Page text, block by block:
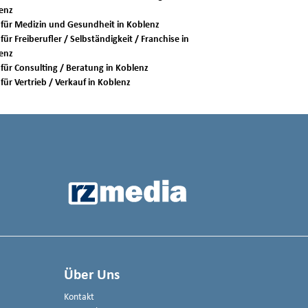
Jobs für Medizin und Gesundheit in Koblenz
Freiberufler / Selbständigkeit / Franchise in
Jobs für Consulting / Beratung in Koblenz
Jobs für Vertrieb / Verkauf in Koblenz
Über Uns
Kontakt